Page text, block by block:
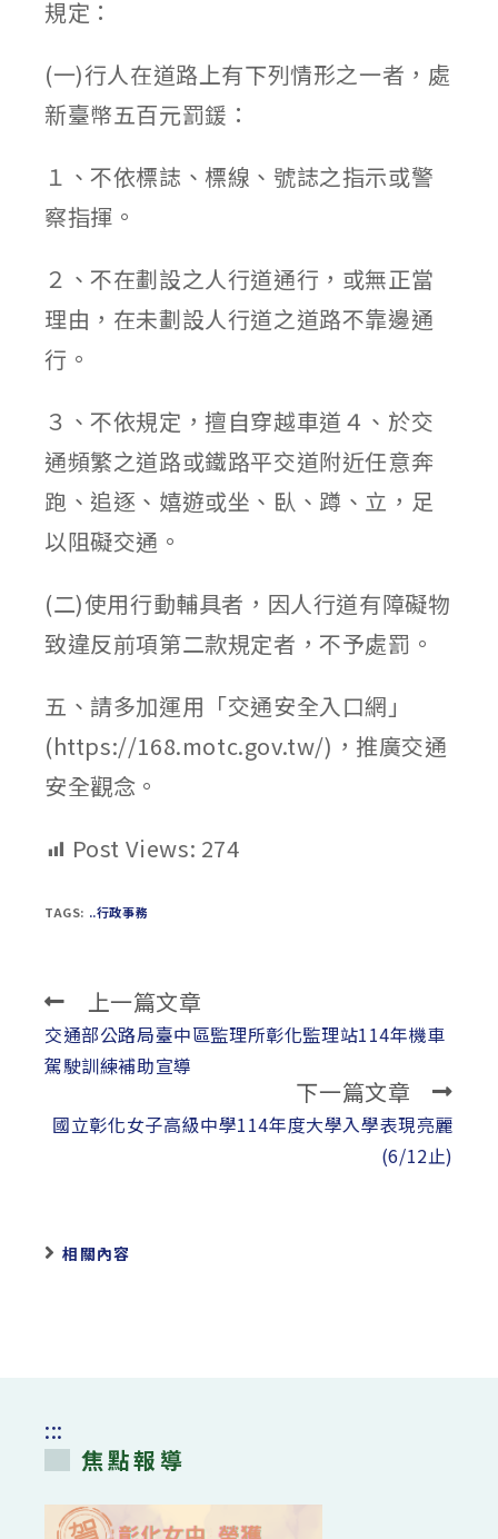
規定：
(一)行人在道路上有下列情形之一者，處
新臺幣五百元罰鍰：
１、不依標誌、標線、號誌之指示或警
察指揮。
２、不在劃設之人行道通行，或無正當
理由，在未劃設人行道之道路不靠邊通
行。
３、不依規定，擅自穿越車道４、於交
通頻繁之道路或鐵路平交道附近任意奔
跑、追逐、嬉遊或坐、臥、蹲、立，足
以阻礙交通。
(二)使用行動輔具者，因人行道有障礙物
致違反前項第二款規定者，不予處罰。
五、請多加運用「交通安全入口網」
(https://168.motc.gov.tw/)，推廣交通
安全觀念。
Post Views: 274
TAGS: ..行政事務
Read
more
articles
上一篇文章
交通部公路局臺中區監理所彰化監理站114年機車
駕駛訓練補助宣導
下一篇文章
國立彰化女子高級中學114年度大學入學表現亮麗
(6/12止)
相關內容
:::
焦點報導